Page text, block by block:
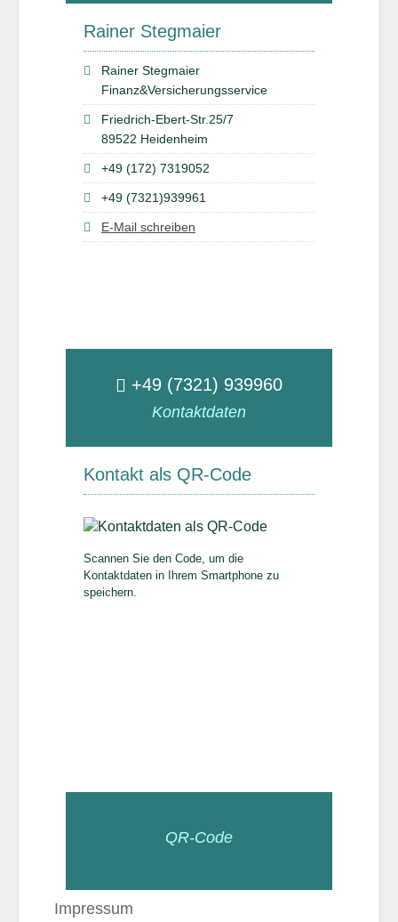
Rainer Stegmaier
Rainer Stegmaier
Finanz&Versicherungsservice
Friedrich-Ebert-Str.25/7
89522 Heidenheim
+49 (172) 7319052
+49 (7321)939961
E-Mail schreiben
+49 (7321) 939960
Kontaktdaten
Kontakt als QR-Code
Scannen Sie den Code, um die
Kontaktdaten in Ihrem Smartphone zu
speichern.
QR-Code
Impressum